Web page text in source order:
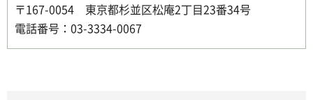
〒167-0054 東京都杉並区松庵2丁目23番34号
電話番号：03-3334-0067